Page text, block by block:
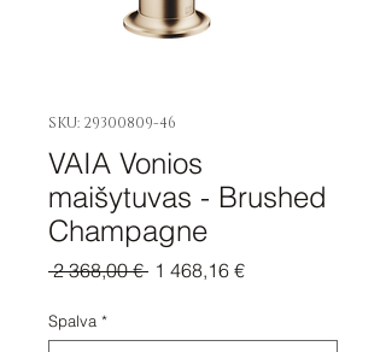
SKU: 29300809-46
VAIA Vonios
maišytuvas - Brushed
Champagne
2 368,00 € Įprastinė
1 468,16 €Pardavimo
Spalva *